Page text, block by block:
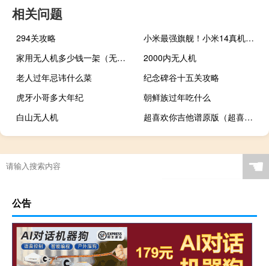
相关问题
294关攻略
小米最强旗舰！小米14真机泄露：全球首发澎湃OS
家用无人机多少钱一架（无人机多少钱的合适）
2000内无人机
老人过年忌讳什么菜
纪念碑谷十五关攻略
虎牙小哥多大年纪
朝鲜族过年吃什么
白山无人机
超喜欢你吉他谱原版（超喜欢你吉他谱）
☚
公告